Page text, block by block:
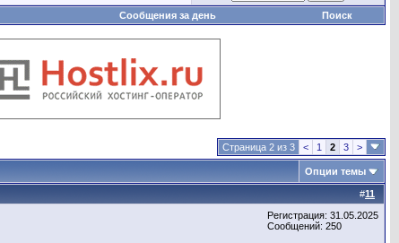
Сообщения за день Поиск
Страница 2 из 3 < 1 2 3 >
Опции темы
#11
Регистрация: 31.05.2025
Сообщений: 250